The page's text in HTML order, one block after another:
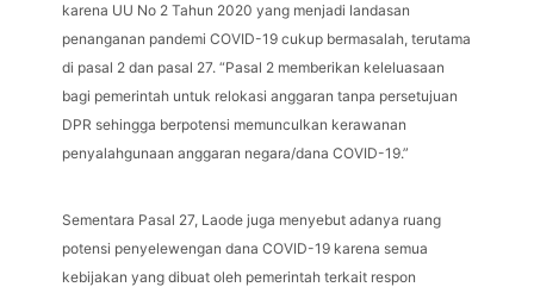
karena UU No 2 Tahun 2020 yang menjadi landasan
penanganan pandemi COVID-19 cukup bermasalah, terutama
di pasal 2 dan pasal 27. “Pasal 2 memberikan keleluasaan
bagi pemerintah untuk relokasi anggaran tanpa persetujuan
DPR sehingga berpotensi memunculkan kerawanan
penyalahgunaan anggaran negara/dana COVID-19.”
Sementara Pasal 27, Laode juga menyebut adanya ruang
potensi penyelewengan dana COVID-19 karena semua
kebijakan yang dibuat oleh pemerintah terkait respon